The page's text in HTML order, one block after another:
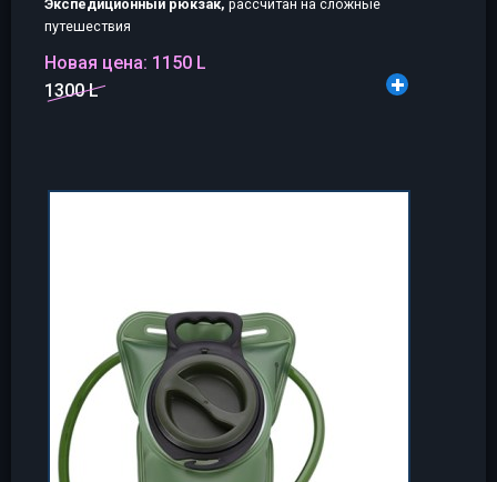
Экспедиционный рюкзак, рассчитан на сложные
путешествия
Новая цена: 1150 L
1300 L